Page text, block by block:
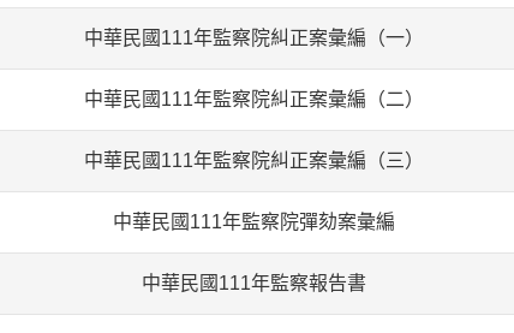
中華民國111年監察院糾正案彙編（一）
中華民國111年監察院糾正案彙編（二）
中華民國111年監察院糾正案彙編（三）
中華民國111年監察院彈劾案彙編
中華民國111年監察報告書